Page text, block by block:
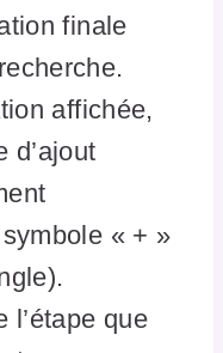
finale
affichée,
d’ajout
« + »
l’étape que